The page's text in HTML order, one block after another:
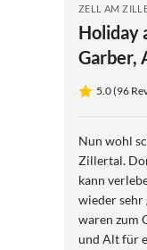
ZELL AM
Holiday
Garber,
5.0 (96
Nun wohl
Zillertal.
kann
wieder sehr
waren zum
und Alt für einen